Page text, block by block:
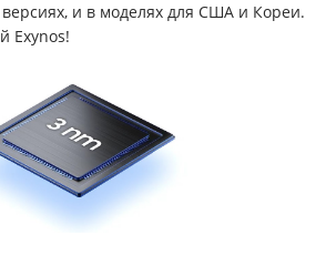
и в моделях для США и Кореи.
Exynos!